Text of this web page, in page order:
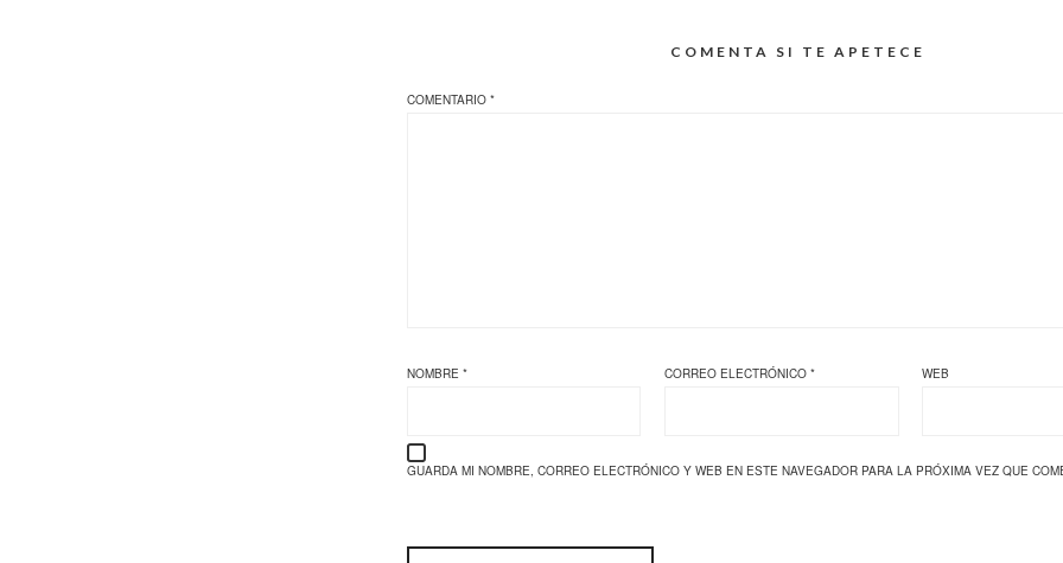
COMENTA SI TE APETECE
COMENTARIO *
NOMBRE * CORREO ELECTRÓNICO* WEB
GUARDA MI NOMBRE, CORREO ELECTRÓNICO Y WEB EN ESTE NAVEGADOR PARA LA PRÓXIMA VEZ QUE